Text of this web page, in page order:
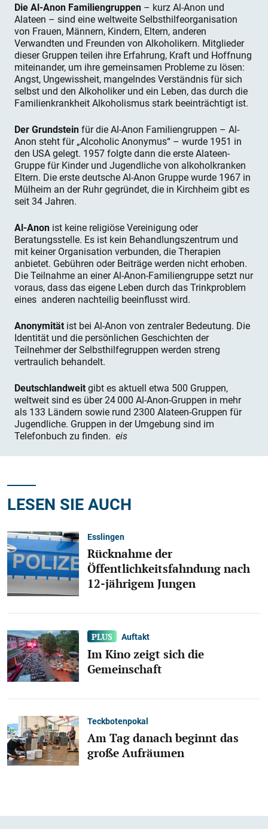
Die Al-Anon Familiengruppen – kurz Al-Anon und
Alateen – sind eine weltweite Selbsthilfeorganisation
von Frauen, Männern, Kindern, Eltern, anderen
Verwandten und Freunden von Alkoholikern. Mitglieder
dieser Gruppen teilen ihre Erfahrung, Kraft und Hoffnung
miteinander, um ihre gemeinsamen Probleme zu lösen:
Angst, Ungewissheit, mangelndes Verständnis für sich
selbst und den Alkoholiker und ein Leben, das durch die
Familienkrankheit Alkoholismus stark beeinträchtigt ist.
Der Grundsteinfür die Al-Anon Familiengruppen – Al-
Anon steht für „Alcoholic Anonymus“ – wurde 1951 in
den USA gelegt. 1957 folgte dann die erste Alateen-
Gruppe für Kinder und Jugendliche von alkoholkranken
Eltern. Die erste deutsche Al-Anon Gruppe wurde 1967 in
Mülheim an der Ruhr gegründet, die in Kirchheim gibt es
seit 34 Jahren.
Al-Anon ist keine religiöse Vereinigung oder
Beratungsstelle. Es ist kein Behandlungszentrum und
mit keiner Organisation verbunden, die Therapien
anbietet. Gebühren oder Beiträge werden nicht erhoben.
Die Teilnahme an einer Al-Anon-Familiengruppe setzt nur
voraus, dass das eigene Leben durch das Trinkproblem
eines anderen nachteilig beeinflusst wird.
Anonymität ist bei Al-Anon von zentraler Bedeutung. Die
Identität und die persönlichen Geschichten der
Teilnehmer der Selbsthilfegruppen werden streng
vertraulich behandelt.
Deutschlandweitgibt es aktuell etwa 500 Gruppen,
weltweit sind es über 24 000 Al-Anon-Gruppen in mehr
als 133 Ländern sowie rund 2300 Alateen-Gruppen für
Jugendliche. Gruppen in der Umgebung sind im
Telefonbuch zu finden. eis
LESEN SIE AUCH
Esslingen
Rücknahme der
Öffentlichkeitsfahndung nach
12-jährigem Jungen
Auftakt
Im Kino zeigt sich die
Gemeinschaft
Teckbotenpokal
Am Tag danach beginnt das
große Aufräumen